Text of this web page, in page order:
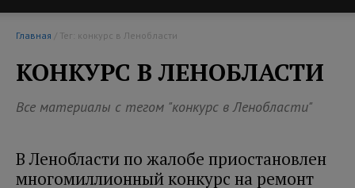
Главная / Тег: конкурс в Ленобласти
КОНКУРС В ЛЕНОБЛАСТИ
Все материалы с тегом "конкурс в Ленобласти"
В Ленобласти по жалобе приостановлен
многомиллионный конкурс на ремонт